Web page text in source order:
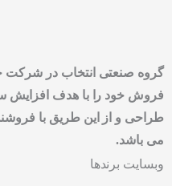
گروه صنعتی انتخاب در شرکت
فروش خود را با هدف افزایش
طراحی و از این طریق با
می باشد.
وبسایت برندها